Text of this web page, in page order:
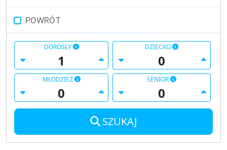
POWRÓT
DOROSŁY DZIECKO
MŁODZIEŻ SENIOR
SZUKAJ